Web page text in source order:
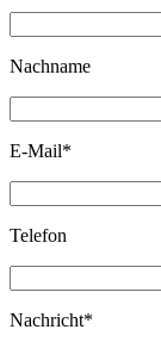
Nachname
E-Mail*
Telefon
Nachricht*